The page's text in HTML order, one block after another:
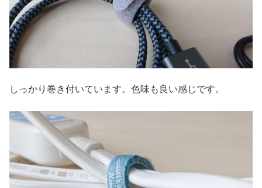
しっかり巻き付いています。色味も良い感じです。